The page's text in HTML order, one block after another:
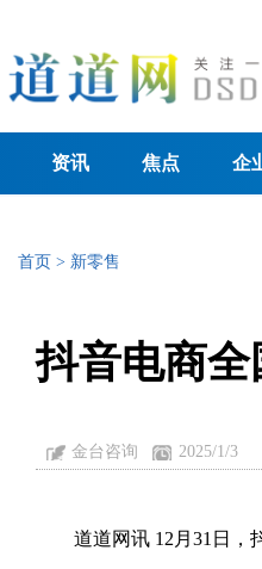
资讯 焦点 企
首页 > 新零售
抖音电商全
金台咨询 2025/1/3
道道网讯 12月31日